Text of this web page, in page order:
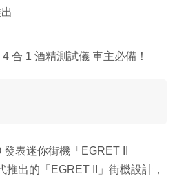
合 1 酒精測試儀 車主必備！
表迷你街機「EGRET II
推出的「EGRET II」街機設計，